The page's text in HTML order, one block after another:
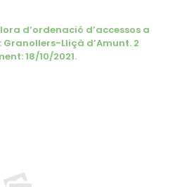
d’ordenació d’accessos a
Lliçà d’Amunt. 2
18/10/2021.